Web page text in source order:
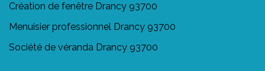
Création de fenêtre Drancy 93700
Menuisier professionnel Drancy 93700
Société de véranda Drancy 93700